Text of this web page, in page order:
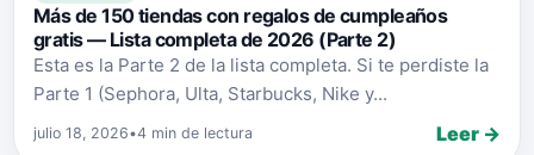
Más de 150 tiendas con regalos de cumpleaños
gratis — Lista completa de 2026 (Parte 2)
Esta es la Parte 2 de la lista completa. Si te perdiste la
Parte 1 (Sephora, Ulta, Starbucks, Nike y...
julio 18, 2026•4 min de lectura Leer →